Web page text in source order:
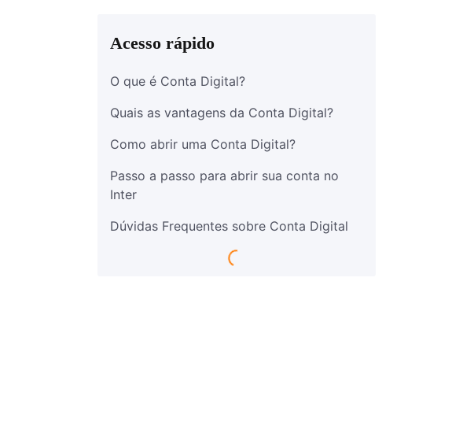
Acesso rápido
O que é Conta Digital?
Quais as vantagens da Conta Digital?
Como abrir uma Conta Digital?
Passo a passo para abrir sua conta no
Inter
Dúvidas Frequentes sobre Conta Digital